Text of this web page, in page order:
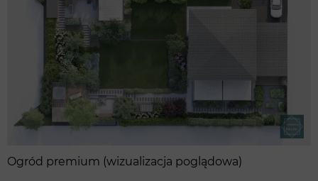
Ogród premium (wizualizacja poglądowa)